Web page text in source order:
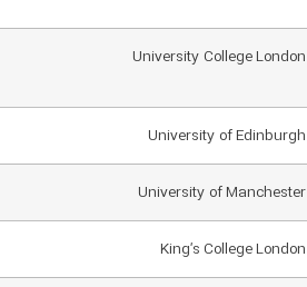
University College London
University of Edinburgh
University of Manchester
King’s College London